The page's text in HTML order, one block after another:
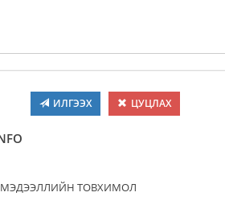
ИЛГЭЭХ ЦУЦЛАХ
ТОВХИМОЛ